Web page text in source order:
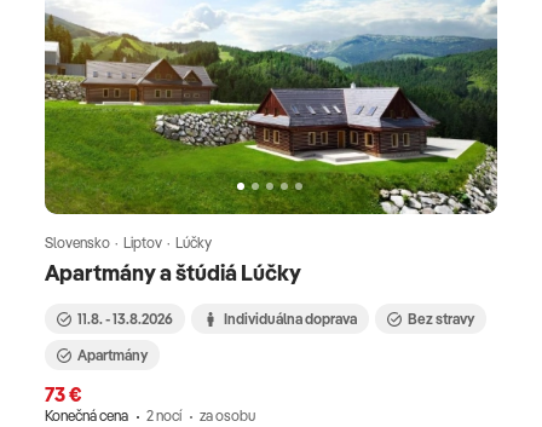
Apartmány a štúdiá Lúčky
Slovensko · Liptov · Lúčky
11.8. - 13.8.2026 Individuálna doprava
Bez stravy
Apartmány
73 €
Konečná cena 2 nocí za osobu